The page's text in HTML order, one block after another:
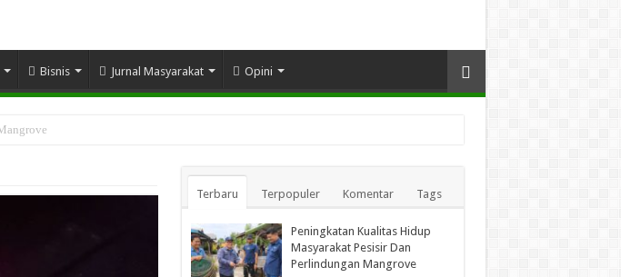
Bisnis Jurnal Masyarakat Opini
Terbaru Terpopuler Komentar Tags
Peningkatan Kualitas Hidup
Masyarakat Pesisir Dan
Perlindungan Mangrove